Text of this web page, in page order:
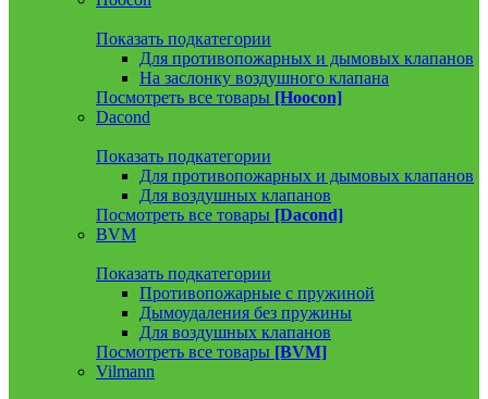
Показать подкатегории
Для противопожарных и дымовых клапанов
На заслонку воздушного клапана
Посмотреть все товары [Hoocon]
Dacond
Показать подкатегории
Для противопожарных и дымовых клапанов
Для воздушных клапанов
Посмотреть все товары [Dacond]
BVM
Показать подкатегории
Противопожарные с пружиной
Дымоудаления без пружины
Для воздушных клапанов
Посмотреть все товары [BVM]
Vilmann